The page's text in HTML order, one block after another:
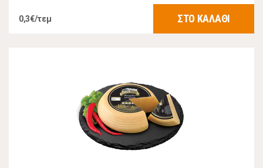
0,3€/τεμ ΣΤΟ ΚΑΛΑΘΙ